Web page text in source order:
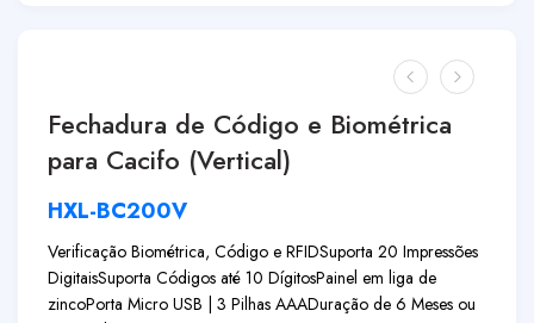
Fechadura de Código e Biométrica
para Cacifo (Vertical)
HXL-BC200V
Verificação Biométrica, Código e RFIDSuporta 20 Impressões
DigitaisSuporta Códigos até 10 DígitosPainel em liga de
zincoPorta Micro USB | 3 Pilhas AAADuração de 6 Meses ou